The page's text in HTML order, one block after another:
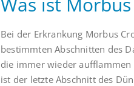
Bei der Erkrankung Morbus
bestimmten Abschnitten des
die immer wieder
ist der letzte Abschnitt des